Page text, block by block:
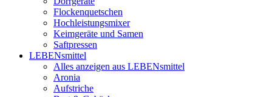
Flockenquetschen
Hochleistungsmixer
Keimgeräte und Samen
Saftpressen
LEBENsmittel
Alles anzeigen aus LEBENsmittel
Aronia
Aufstriche